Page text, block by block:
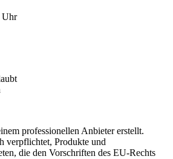
Uhr
professionellen Anbieter erstellt.
verpflichtet, Produkte und
die den Vorschriften des EU-Rechts